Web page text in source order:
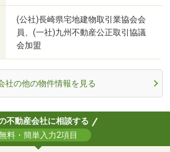
(公社)長崎県宅地建物取引業協会会
員、(一社)九州不動産公正取引協議
会加盟
社の他の物件情報を見る
不動産会社に相談する
料・簡単入力2項目